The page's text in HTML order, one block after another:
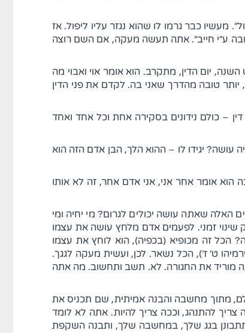
כבר גרמו לו שהוא נגזר עליו ליפול. אז
ע"י חייב". אתה תעשה מעקה, אם השם רוצה
יום הדין, מתקרב. הוא אומר אוי ואבוי מה
טובה מהדרך שאני בה. לקדם את פני הדין
– כולם נידונים בסקירה אחת וכל אחד ואחד
עושה? יגידו לו – ההוא הלך, הבן אדם הזה הוא
אומר אחר אני, אני אדם אחר, זה לא אותו
שאתה עושה יכולים לגרום? מי יחיה ומי
שינוי זמני. לפעמים אדם מלחץ עושה את עצמו
הכל זה מכופיא (בכפיה), הוא לוחץ את עצמו
ט' ז'), הכל נשאר. לכן, ועשית מעקה לגגך.
מוריד את החגורה. לא. תשב ותחשוב. מה אתה
מתוך מחשבה והבנה אמיתית, שם תכניס את
להתנהג, וככה צריך להיות. אתה לא לומד
בגג שלך, במחשבה שלך, ותבנה השקפת